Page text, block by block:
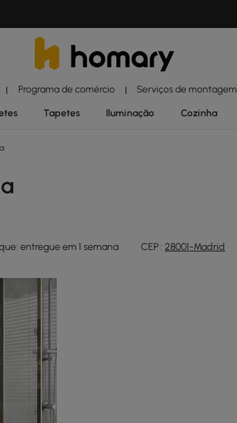
| Programa de comércio | Serviços de montagem
Tapetes Iluminação Cozinha
entregue em 1 semana CEP : 28001-Madrid